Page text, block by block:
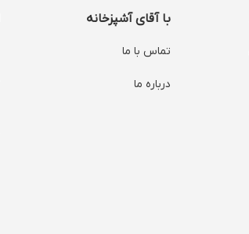
با آقای آشپزخانه
تماس با ما
درباره ما